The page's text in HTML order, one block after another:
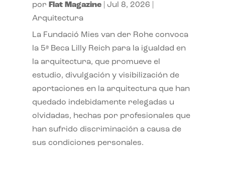
por Flat Magazine| Jul 8, 2026
Arquitectura
La Fundació Mies van der Rohe convoca
la 5ª Beca Lilly Reich para la igualdad en
la arquitectura, que promueve el
estudio, divulgación y visibilización de
aportaciones en la arquitectura que han
quedado indebidamente relegadas u
olvidadas, hechas por profesionales que
han sufrido discriminación a causa de
sus condiciones personales.